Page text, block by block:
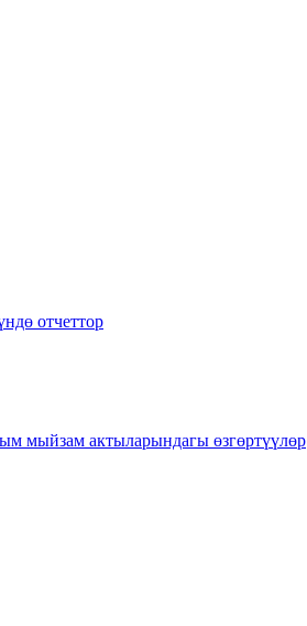
отчеттор
мыйзам актыларындагы өзгөртүүлөр